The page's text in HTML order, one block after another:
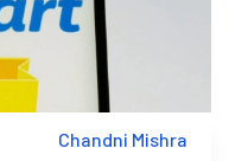
Chandni Mishra